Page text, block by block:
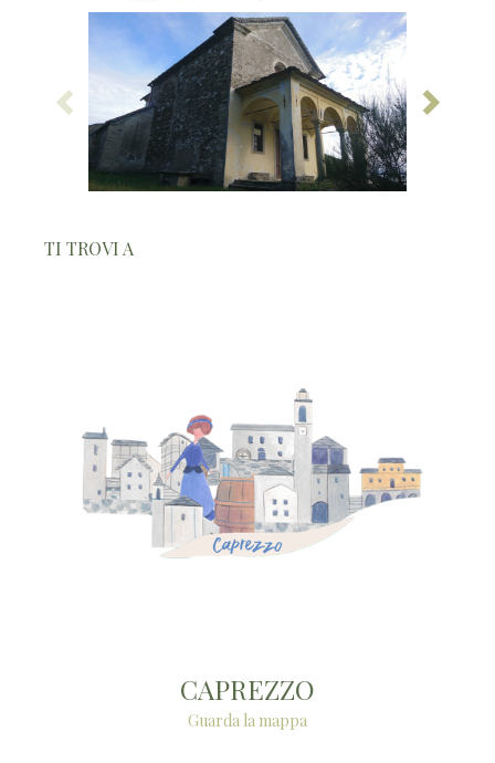
TI TROVI A
CAPREZZO
Guarda la mappa